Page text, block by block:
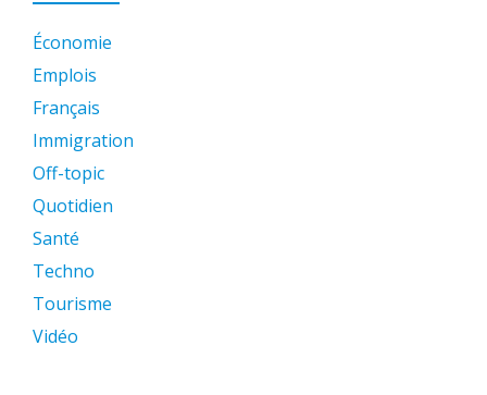
Économie
Emplois
Français
Immigration
Off-topic
Quotidien
Santé
Techno
Tourisme
Vidéo